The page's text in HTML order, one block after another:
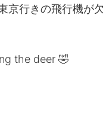
京行きの飛行機が
the deer 🤣